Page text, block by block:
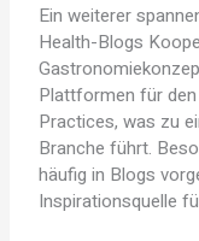
Ein weiterer
Health-Blogs
Plattformen für
Practices, was zu
Branche führt.
häufig in Blogs
Inspirationsquelle